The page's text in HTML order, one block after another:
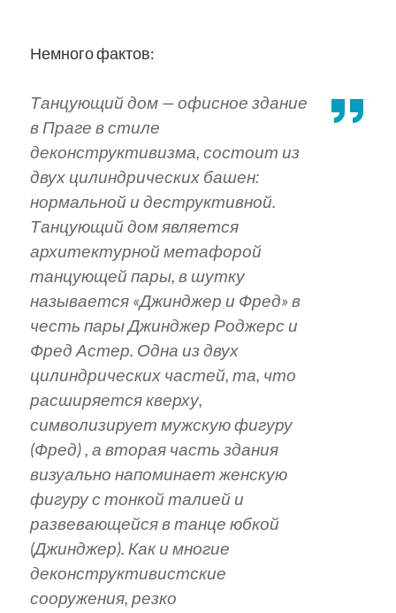
Немного фактов:
Танцующий дом — офисное здание
в Праге в стиле
деконструктивизма, состоит из
двух цилиндрических башен:
нормальной и деструктивной.
Танцующий дом является
архитектурной метафорой
танцующей пары, в шутку
называется «Джинджер и Фред» в
честь пары Джинджер Роджерс и
Фред Астер. Одна из двух
цилиндрических частей, та, что
расширяется кверху,
символизирует мужскую фигуру
(Фред) , а вторая часть здания
визуально напоминает женскую
фигуру с тонкой талией и
развевающейся в танце юбкой
(Джинджер). Как и многие
деконструктивистские
сооружения, резко